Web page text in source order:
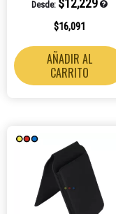
Desde: $12,229
$16,091
AÑADIR AL
CARRITO